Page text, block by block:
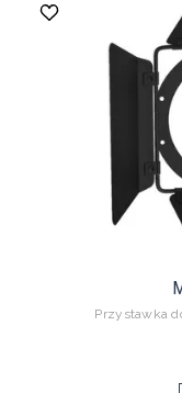
Przystawka